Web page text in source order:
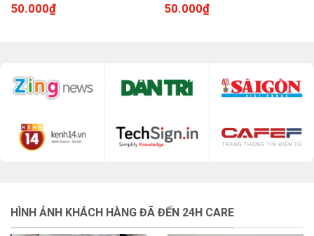
50.000₫ 50.000₫
HÌNH ẢNH KHÁCH HÀNG ĐÃ ĐẾN 24H CARE